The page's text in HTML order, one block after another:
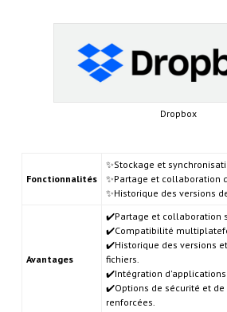
Dropbox
Fonctionnalités
✨Stockage et
✨Partage et collaboration
✨Historique des versions
Avantages
✔️Partage et collaboration
✔️Compatibilité
✔️Historique des versions
fichiers.
✔️Intégration d'applications
✔️Options de sécurité et
renforcées.